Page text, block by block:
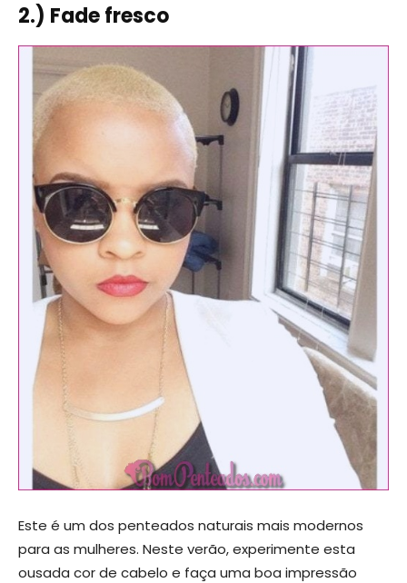
2.) Fade fresco
Este é um dos penteados naturais mais modernos
para as mulheres. Neste verão, experimente esta
ousada cor de cabelo e faça uma boa impressão